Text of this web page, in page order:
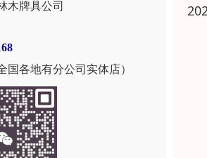
木牌具公司
国各地有分公司实体店）